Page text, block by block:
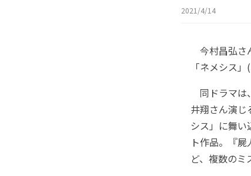
2021/4/14
今村昌弘さ
「ネメシス
同ドラマは
井翔さん演じ
シス」に舞
ト作品。『
ど、複数のミ